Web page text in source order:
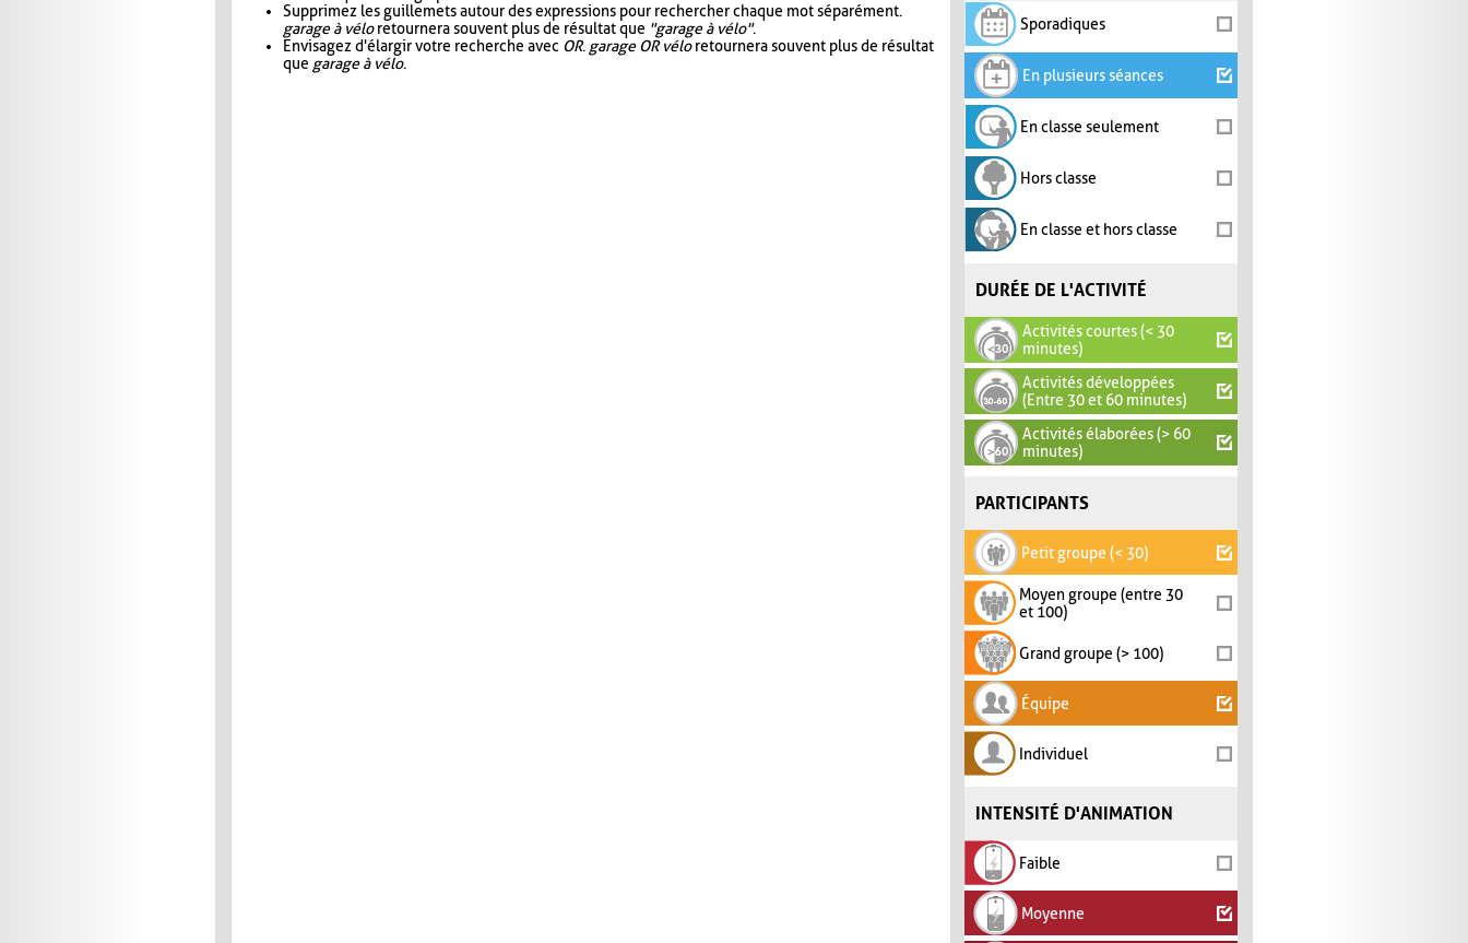
Sporadiques
En plusieurs séances
En classe seulement
Hors classe
En classe et hors classe
DURÉE DE L'ACTIVITÉ
Activités courtes (< 30
minutes)
Activités développées
(Entre 30 et 60 minutes)
Activités élaborées (> 60
minutes)
PARTICIPANTS
Petit groupe (< 30)
Moyen groupe (entre 30
et 100)
Grand groupe (> 100)
Équipe
Individuel
INTENSITÉ D'ANIMATION
Faible
Moyenne
Supprimez les guillemets autour des expressions pour rechercher chaque mot séparément.
garage à véloretournera souvent plus de résultat que "garage à vélo".
Envisagez d'élargir votre recherche avec OR. garage OR véloretournera souvent plus de résultat
que garage à vélo.